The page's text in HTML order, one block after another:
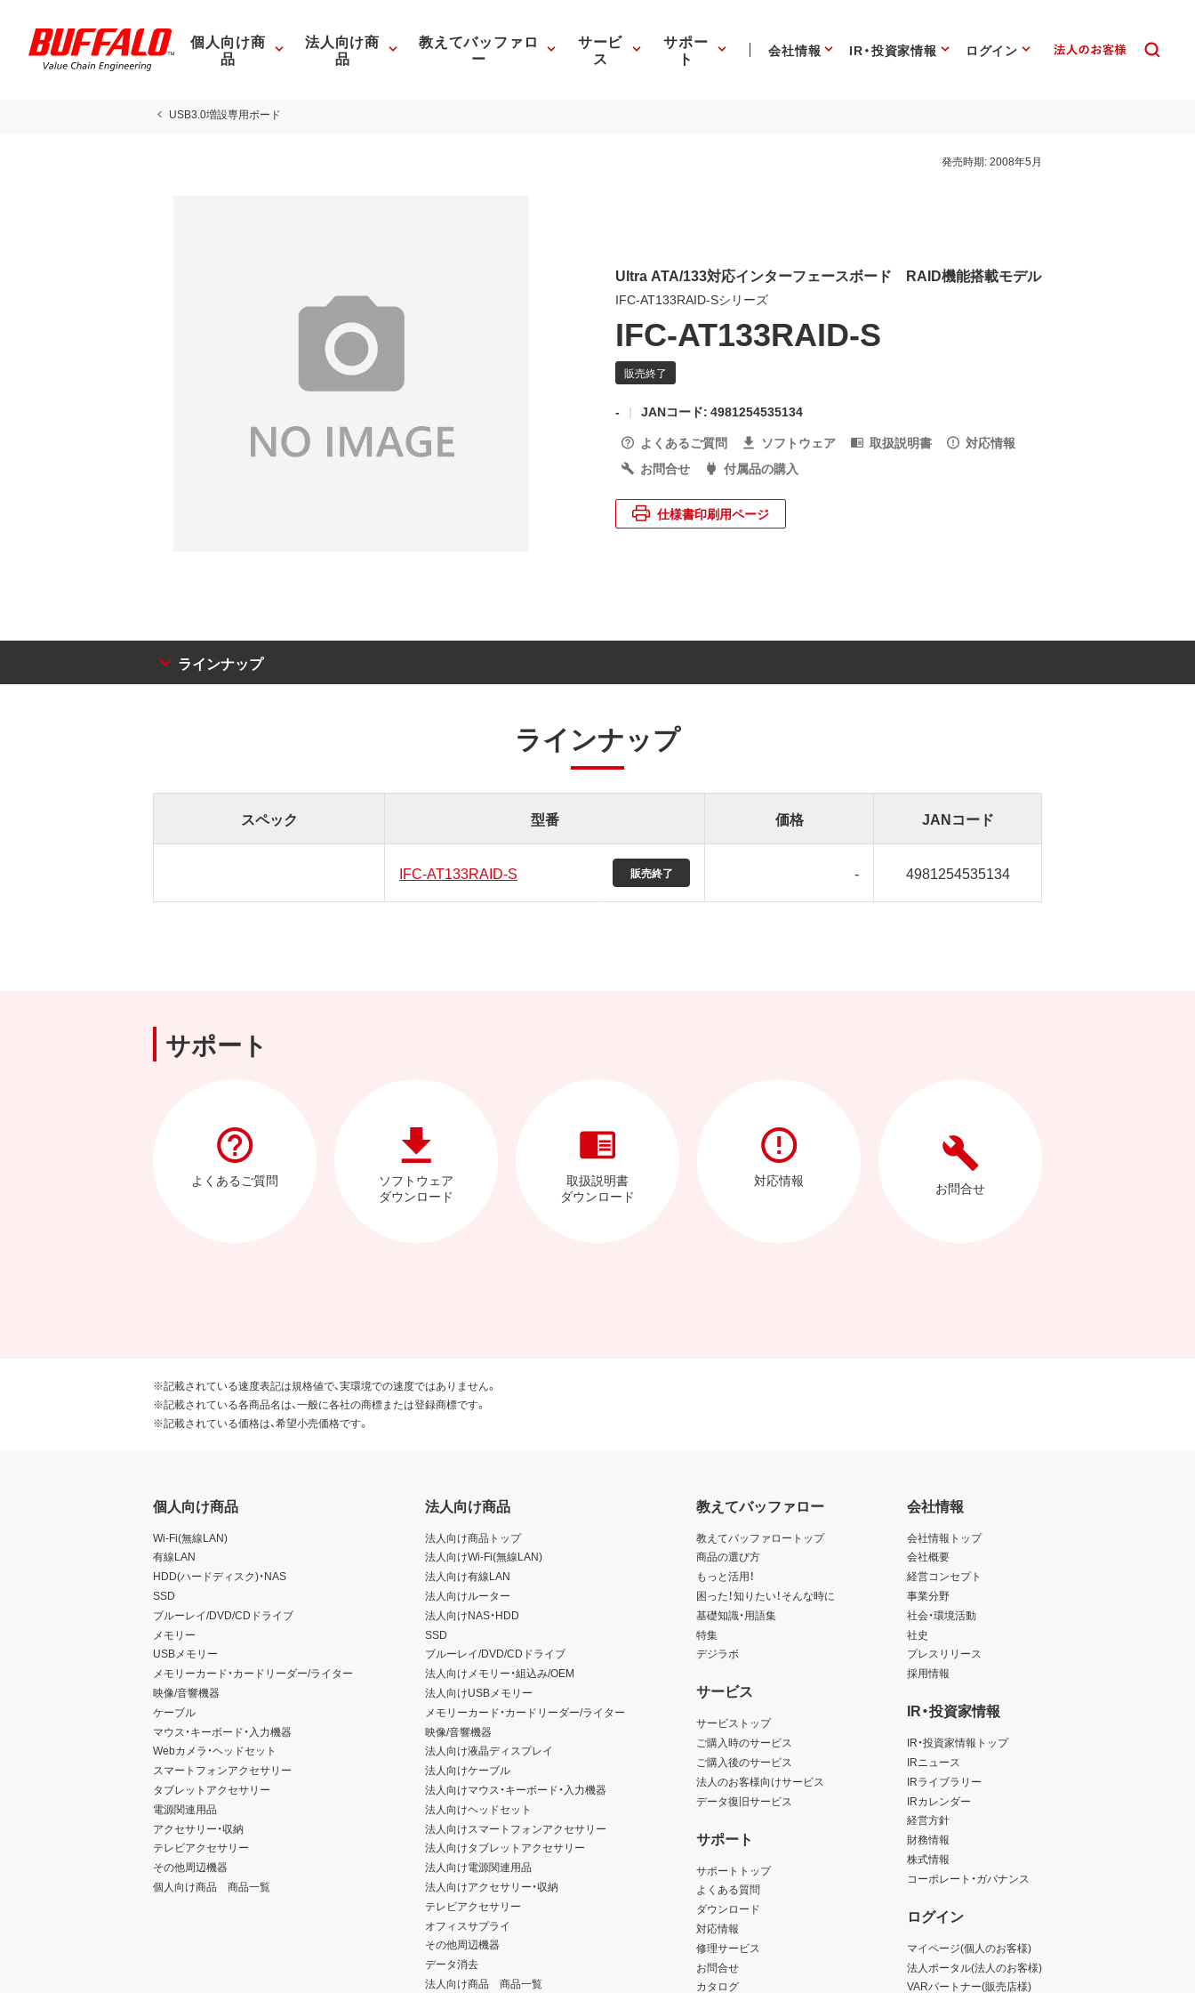
個人向け商
品
法人向け商
品
教えてバッファロ
ー
サービ
ス
サポー
ト 会社情報 IR・投資家情報 ログイン
USB3.0増設専用ボード
発売時期:2008年5月
Ultra ATA/133対応インターフェースボード RAID機能搭載モデル
IFC-AT133RAID-Sシリーズ
IFC-AT133RAID-S
-
JANコード: 4981254535134
よくあるご質問
ソフトウェア 取扱説明書
対応情報
お問合せ
付属品の購入
仕様書印刷用ページ
ラインナップ
ラインナップ
スペック 型番 価格 JANコード
IFC-AT133RAID-S - 4981254535134
サポート
よくあるご質問
ソフトウェア
ダウンロード
取扱説明書
ダウンロード
対応情報 お問合せ
※記載されている速度表記は規格値で、実環境での速度ではありません。
※記載されている各商品名は、一般に各社の商標または登録商標です。
※記載されている価格は、希望小売価格です。
個人向け商品
Wi-Fi(無線LAN)
有線LAN
HDD(ハードディスク)・NAS
SSD
ブルーレイ/DVD/CDドライブ
メモリー
USBメモリー
メモリーカード・カードリーダー/ライター
映像/音響機器
ケーブル
マウス・キーボード・入力機器
Webカメラ・ヘッドセット
スマートフォンアクセサリー
タブレットアクセサリー
電源関連用品
アクセサリー・収納
テレビアクセサリー
その他周辺機器
個人向け商品 商品一覧
法人向け商品
法人向け商品トップ
法人向けWi-Fi(無線LAN)
法人向け有線LAN
法人向けルーター
法人向けNAS・HDD
SSD
ブルーレイ/DVD/CDドライブ
法人向けメモリー・組込み/OEM
法人向けUSBメモリー
メモリーカード・カードリーダー/ライター
映像/音響機器
法人向け液晶ディスプレイ
法人向けケーブル
法人向けマウス・キーボード・入力機器
法人向けヘッドセット
法人向けスマートフォンアクセサリー
法人向けタブレットアクセサリー
法人向け電源関連用品
法人向けアクセサリー・収納
テレビアクセサリー
オフィスサプライ
その他周辺機器
データ消去
法人向け商品 商品一覧
教えてバッファロー
教えてバッファロートップ
商品の選び方
もっと活用！
困った！知りたい！そんな時に
基礎知識・用語集
特集
デジラボ
サービス
サービストップ
ご購入時のサービス
ご購入後のサービス
法人のお客様向けサービス
データ復旧サービス
サポート
サポートトップ
よくある質問
ダウンロード
対応情報
修理サービス
お問合せ
カタログ
会社情報
会社情報トップ
会社概要
経営コンセプト
事業分野
社会・環境活動
社史
プレスリリース
採用情報
IR・投資家情報
IR・投資家情報トップ
IRニュース
IRライブラリー
IRカレンダー
経営方針
財務情報
株式情報
コーポレート・ガバナンス
ログイン
マイページ(個人のお客様)
法人ポータル(法人のお客様)
VARパートナー(販売店様)